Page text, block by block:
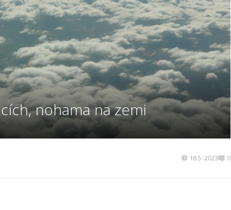
nohama na zemi
18.5. 2023 0